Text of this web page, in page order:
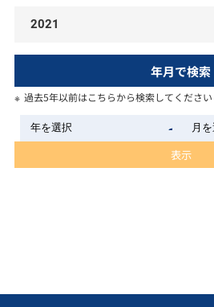
2021
年月で検索
過去5年以前はこちらから検索してください
表示